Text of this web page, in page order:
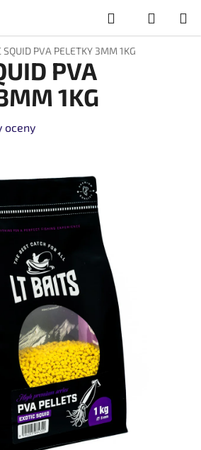
SQUID PVA PELETKY 3MM 1KG
PVA
1KG
oceny